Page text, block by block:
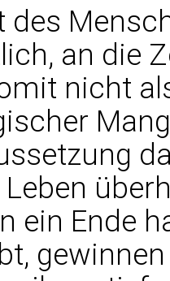
des
an die
nicht
ein Ende